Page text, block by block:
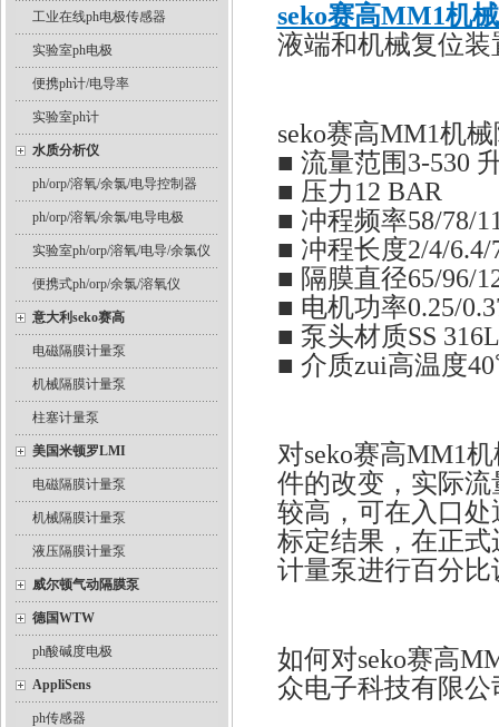
工业在线ph电极传感器
实验室ph电极
便携ph计/电导率
实验室ph计
水质分析仪
ph/orp/溶氧/余氯/电导控制器
ph/orp/溶氧/余氯/电导电极
实验室ph/orp/溶氧/电导/余氯仪
便携式ph/orp/余氯/溶氧仪
意大利seko赛高
电磁隔膜计量泵
机械隔膜计量泵
柱塞计量泵
美国米顿罗LMI
电磁隔膜计量泵
机械隔膜计量泵
液压隔膜计量泵
威尔顿气动隔膜泵
德国WTW
ph酸碱度电极
AppliSens
ph传感器
seko赛高MM1机
液端和机械复位装
seko赛高MM1机
■ 流量范围3-530
■ 压力12 BAR
■ 冲程频率58/78/
■ 冲程长度2/4/6.4/
■ 隔膜直径65/96/
■ 电机功率0.25/
■ 泵头材质SS
■ 介质zui高温度
对seko赛高MM1
件的改变，实际
较高，可在入口
标定结果，在正
计量泵进行百分比
如何对seko赛高
众电子科技有限公